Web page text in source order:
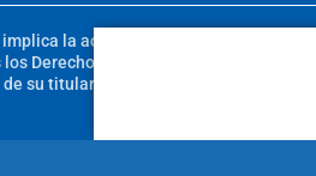
la aceptación de los
los Derechos Reservados D.R.A.
su titular. Reproduction in whole or